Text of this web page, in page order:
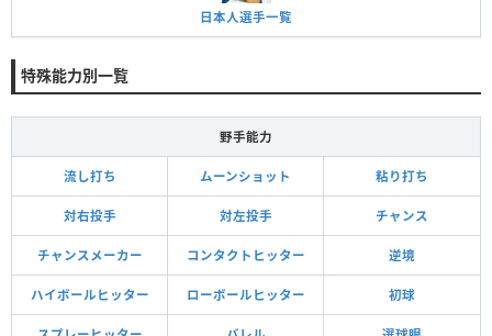
日本人選手一覧
特殊能力別一覧
野手能力
流し打ち ムーンショット 粘り打ち
対右投手 対左投手 チャンス
チャンスメーカー コンタクトヒッター 逆境
ハイボールヒッター ローボールヒッター 初球